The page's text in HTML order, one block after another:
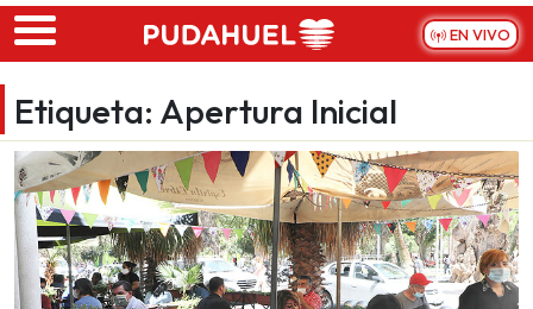
Skip to main content
EN VIVO
Etiqueta: Apertura Inicial